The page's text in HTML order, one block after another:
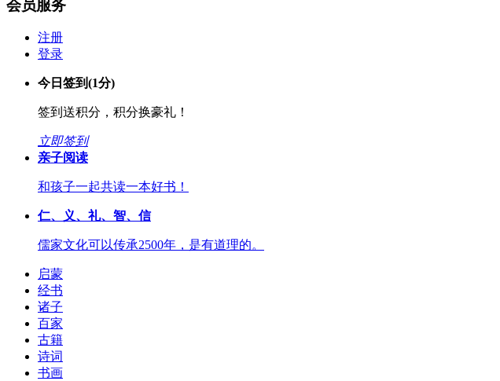
会员服务
注册
登录
今日签到(1分)
签到送积分，积分换豪礼！
立即签到
亲子阅读
和孩子一起共读一本好书！
仁、义、礼、智、信
儒家文化可以传承2500年，是有道理的。
启蒙
经书
诸子
百家
古籍
诗词
书画